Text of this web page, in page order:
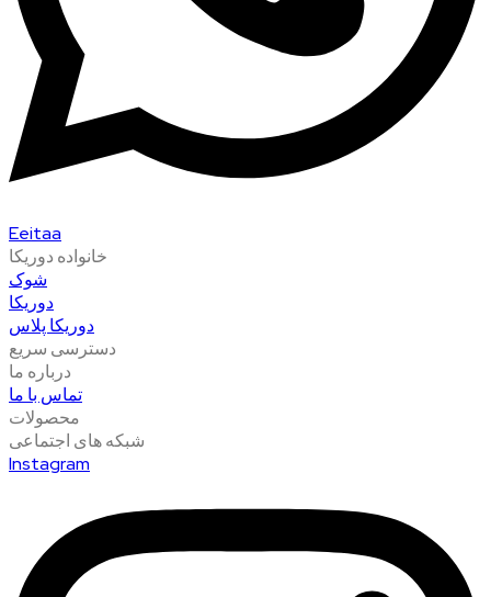
Eeitaa
خانواده دوریکا
شوک
دوریکا
دوریکا پلاس
دسترسی سریع
درباره ما
تماس با ما
محصولات
شبکه های اجتماعی
Instagram